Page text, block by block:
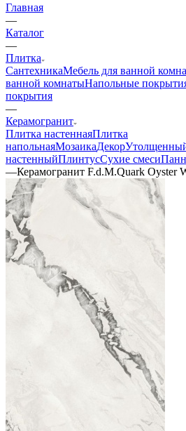
Главная
—
Каталог
—
Плитка
СантехникаМебель для ванной
ванной комнатыНапольные
покрытия
—
Керамогранит
Плитка настеннаяПлитка
напольнаяМозаикаДекор
настенныйПлинтусСухие смеси
—Керамогранит F.d.M.Quark Oyster